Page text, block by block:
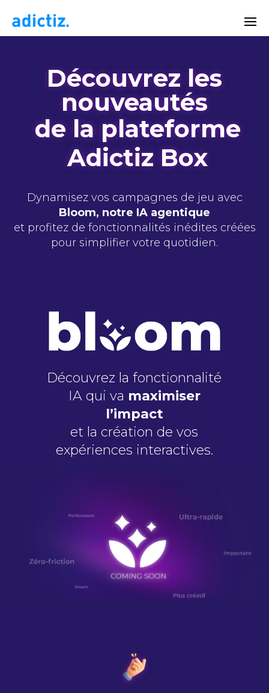
Découvrez les
nouveautés
de la plateforme
Adictiz Box
Dynamisez vos campagnes de jeu avec
Bloom, notre IA agentique
et profitez de fonctionnalités inédites créées
pour simplifier votre quotidien.
Découvrez la fonctionnalité
IA qui va maximiser
l’impact
et la création de vos
expériences interactives.